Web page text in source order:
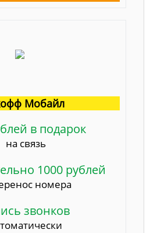
Мобайл
в подарок
на связь
1000 рублей
номера
звонков